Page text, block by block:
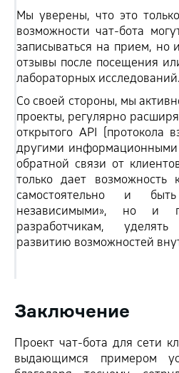
Мы уверены, что это
возможности чат-бота
записываться на прием, но
отзывы после посещения
лабораторных исследований.
Со своей стороны, мы
проекты, регулярно
открытого API (протокола
другими информационными
обратной связи от
только дает возможность
самостоятельно и
независимыми», но и
разработчикам,
развитию возможностей
Заключение
Проект чат-бота для сети
выдающимся примером